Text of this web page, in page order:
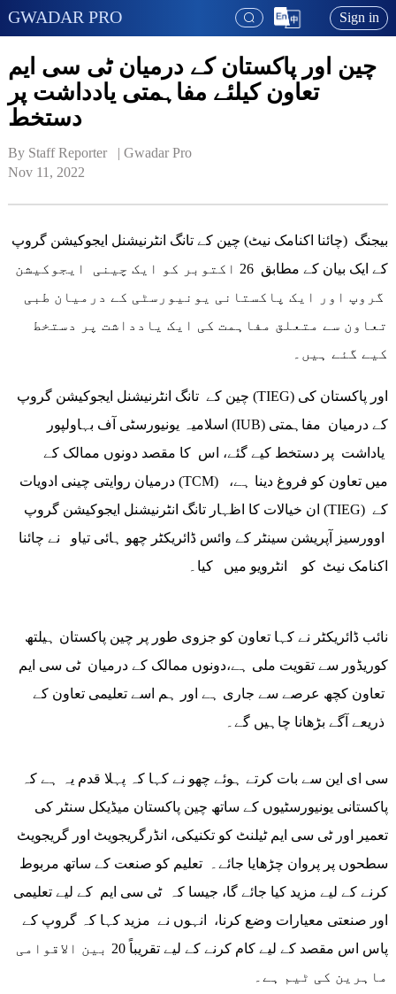
GWADAR PRO Sign in
چین اور پاکستان کے درمیان ٹی سی ایم
تعاون کیلئے مفاہمتی یادداشت پر
دستخط
By Staff Reporter   | Gwadar Pro
Nov 11, 2022
بیجنگ (چائنا اکنامک نیٹ) چین کے تانگ انٹرنیشنل ایجوکیشن گروپ
کے ایک بیان کے مطابق 26 اکتوبر کو ایک چینی ایجوکیشن
گروپ اور ایک پاکستانی یونیورسٹی کے درمیان طبی
تعاون سے متعلق مفاہمت کی ایک یادداشت پر دستخط
کیے گئے ہیں۔
اسلامیہ یونیورسٹی آف بہاولپور (IUB) کے درمیان مفاہمتی
یاداشت پر دستخط کیے گئے، اس کا مقصد دونوں ممالک کے
درمیان روایتی چینی ادویات (TCM) میں تعاون کو فروغ دینا ہے،
ان خیالات کا اظہار تانگ انٹرنیشنل ایجوکیشن گروپ (TIEG) کے
اوورسیز آپریشن سینٹر کے وائس ڈائریکٹر چھو ہائی تیاو نے چائنا
اکنامک نیٹ کو انٹرویو میں کیا۔
کوریڈور سے تقویت ملی ہے،دونوں ممالک کے درمیان ٹی سی ایم
تعاون کچھ عرصے سے جاری ہے اور ہم اسے تعلیمی تعاون کے
پاکستانی یونیورسٹیوں کے ساتھ چین پاکستان میڈیکل سنٹر کی
تعمیر اور ٹی سی ایم ٹیلنٹ کو تکنیکی، انڈرگریجویٹ اور گریجویٹ
سطحوں پر پروان چڑھایا جائے۔ تعلیم کو صنعت کے ساتھ مربوط
کرنے کے لیے مزید کیا جائے گا، جیسا کہ ٹی سی ایم کے لیے تعلیمی
اور صنعتی معیارات وضع کرنا، انہوں نے مزید کہا کہ گروپ کے
پاس اس مقصد کے لیے کام کرنے کے لیے تقریباً 20 بین الاقوامی
ماہرین کی ٹیم ہے۔